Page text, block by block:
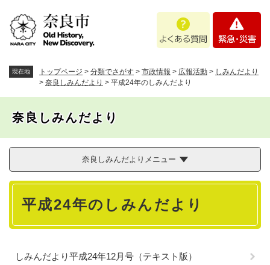
あ
問
・
現在地 トップページ > 分類でさがす > 市政情報 > 広報活動 > しみんだより
> 奈良しみんだより > 平成24年のしみんだより
奈良しみんだより
奈良しみんだよりメニュー
本
平成24年のしみんだより
しみんだより平成24年12月号（テキスト版）